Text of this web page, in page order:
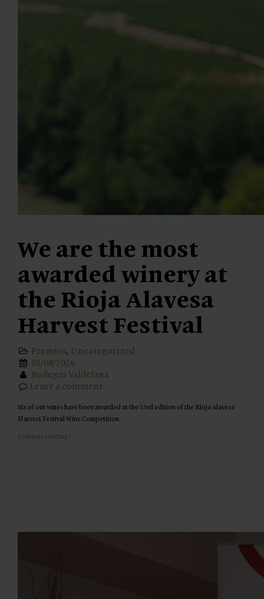
We are the most
awarded winery at
the Rioja Alavesa
Harvest Festival
Premios, Uncategorized
05/08/2026
Bodegas Valdelana
Leave a comment
Six of our wines have been awarded at the 33rd edition of the Rioja Alavesa
Harvest Festival Wine Competition.
Continue reading